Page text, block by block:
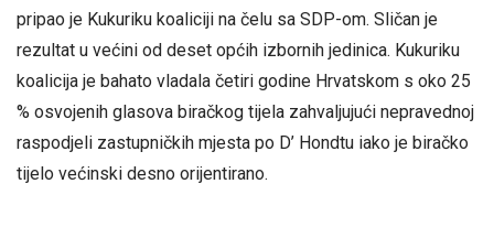
pripao je Kukuriku koaliciji na čelu sa SDP-om. Sličan je
rezultat u većini od deset općih izbornih jedinica. Kukuriku
koalicija je bahato vladala četiri godine Hrvatskom s oko 25
% osvojenih glasova biračkog tijela zahvaljujući nepravednoj
raspodjeli zastupničkih mjesta po D’ Hondtu iako je biračko
tijelo većinski desno orijentirano.